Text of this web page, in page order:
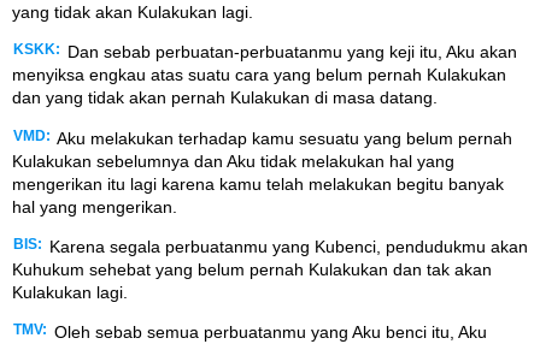
yang tidak akan Kulakukan lagi.
KSKK:
Dan sebab perbuatan-perbuatanmu yang keji itu, Aku akan
menyiksa engkau atas suatu cara yang belum pernah Kulakukan
dan yang tidak akan pernah Kulakukan di masa datang.
VMD: Aku melakukan terhadap kamu sesuatu yang belum pernah
Kulakukan sebelumnya dan Aku tidak melakukan hal yang
mengerikan itu lagi karena kamu telah melakukan begitu banyak
hal yang mengerikan.
BIS:
Karena segala perbuatanmu yang Kubenci, pendudukmu akan
Kuhukum sehebat yang belum pernah Kulakukan dan tak akan
Kulakukan lagi.
TMV: Oleh sebab semua perbuatanmu yang Aku benci itu, Aku